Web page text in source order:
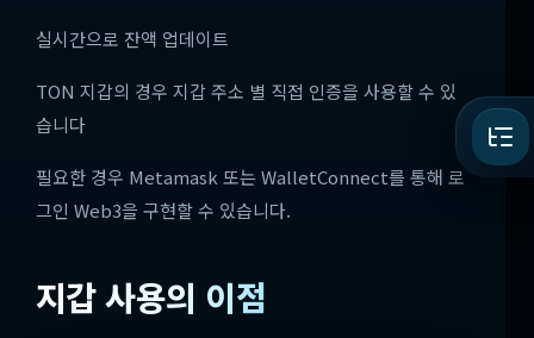
실시간으로 잔액 업데이트
TON 지갑의 경우 지갑 주소 별 직접 인증을 사용할 수 있
습니다
필요한 경우 Metamask 또는 WalletConnect를 통해 로
그인 Web3을 구현할 수 있습니다.
지갑 사용의 이점